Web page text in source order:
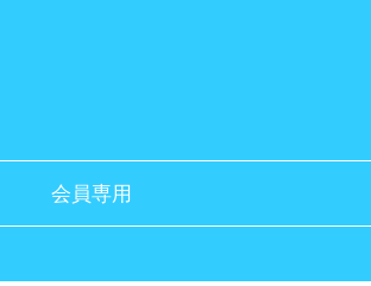
会員専用